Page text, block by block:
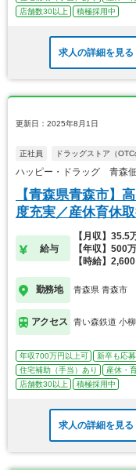
店舗数30以上
積極採用中
求人の詳細を見る
更新日：2025年8月1日
正社員 ドラッグストア（OTC
ハッピー・ドラッグ 青森
【青森県青森市】
度充実／産休育休
給与
【月収】35.5
【年収】500
【時給】
勤務地 青森県 青森市
アクセス 青い森鉄道 小
年収700万円以上可 新卒も応
住宅補助（手当）あり
産休・
店舗数30以上
積極採用中
求人の詳細を見る